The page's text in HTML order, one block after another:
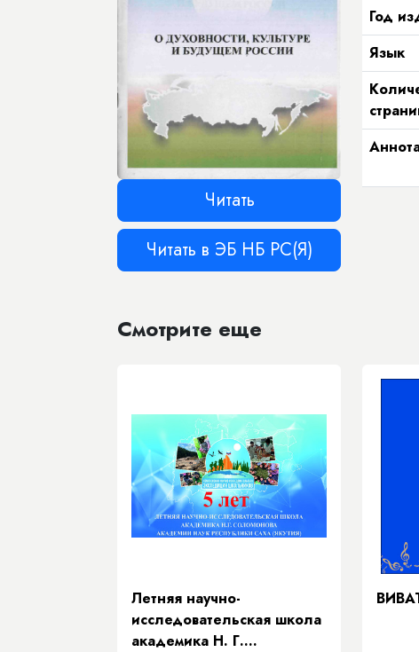
Читать
Читать в ЭБ НБ РС(Я)
Год
Язык
Смотрите еще
Летняя научно-
исследовательская школа
академика Н. Г.